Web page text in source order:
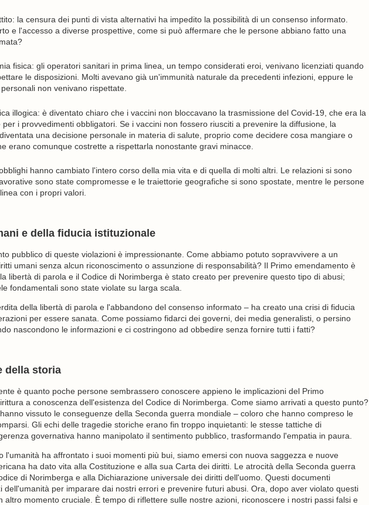
la censura dei punti di vista alternativi ha impedito la possibilità di un consenso informato.
e l'accesso a diverse prospettive, come si può affermare che le persone abbiano fatto una
fisica: gli operatori sanitari in prima linea, un tempo considerati eroi, venivano licenziati quando
le disposizioni. Molti avevano già un'immunità naturale da precedenti infezioni, eppure le
non venivano rispettate.
illogica: è diventato chiaro che i vaccini non bloccavano la trasmissione del Covid-19, che era la
i provvedimenti obbligatori. Se i vaccini non fossero riusciti a prevenire la diffusione, la
una decisione personale in materia di salute, proprio come decidere cosa mangiare o
erano comunque costrette a rispettarla nonostante gravi minacce.
hanno cambiato l'intero corso della mia vita e di quella di molti altri. Le relazioni si sono
sono state compromesse e le traiettorie geografiche si sono spostate, mentre le persone
con i propri valori.
e della fiducia istituzionale
pubblico di queste violazioni è impressionante. Come abbiamo potuto sopravvivere a un
umani senza alcun riconoscimento o assunzione di responsabilità? Il Primo emendamento è
libertà di parola e il Codice di Norimberga è stato creato per prevenire questo tipo di abusi;
fondamentali sono state violate su larga scala.
della libertà di parola e l'abbandono del consenso informato – ha creato una crisi di fiducia
per essere sanata. Come possiamo fidarci dei governi, dei media generalisti, o persino
nascondono le informazioni e ci costringono ad obbedire senza fornire tutti i fatti?
della storia
è quanto poche persone sembrassero conoscere appieno le implicazioni del Primo
a conoscenza dell'esistenza del Codice di Norimberga. Come siamo arrivati ​​a questo punto?
vissuto le conseguenze della Seconda guerra mondiale – coloro che hanno compreso le
Gli echi delle tragedie storiche erano fin troppo inquietanti: le stesse tattiche di
governativa hanno manipolato il sentimento pubblico, trasformando l'empatia in paura.
l'umanità ha affrontato i suoi momenti più bui, siamo emersi con nuova saggezza e nuove
ha dato vita alla Costituzione e alla sua Carta dei diritti. Le atrocità della Seconda guerra
di Norimberga e alla Dichiarazione universale dei diritti dell'uomo. Questi documenti
dell'umanità per imparare dai nostri errori e prevenire futuri abusi. Ora, dopo aver violato questi
altro momento cruciale. È tempo di riflettere sulle nostre azioni, riconoscere i nostri passi falsi e